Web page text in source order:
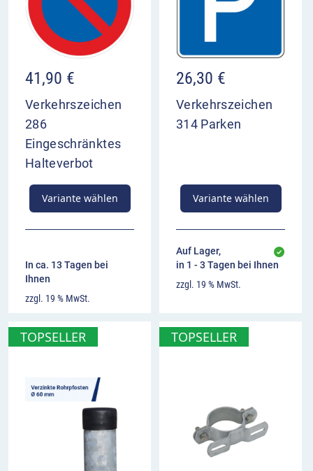
Sonderparkberechtigung sind ausgenommen
bezieht sich auf das Verkehrszeichen, mit dem
es kombiniert ist
Anbringung in der Regel unterhalb des
Bezugszeichens
41,90 €
Verkehrszeichen
286
Eingeschränktes
Halteverbot
Variante wählen
In ca. 13 Tagen bei
Ihnen
zzgl. 19 % MwSt.
26,30 €
Verkehrszeichen
314 Parken
Variante wählen
Auf Lager,
in 1 - 3 Tagen bei Ihnen
zzgl. 19 % MwSt.
TOPSELLER TOPSELLER